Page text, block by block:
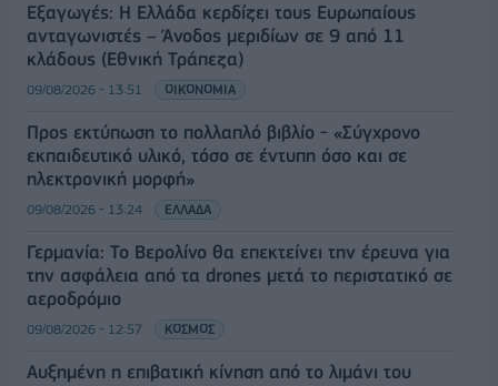
Εξαγωγές: Η Ελλάδα κερδίζει τους Ευρωπαίους
ανταγωνιστές – Άνοδος μεριδίων σε 9 από 11
κλάδους (Εθνική Τράπεζα)
09/08/2026 - 13:51 ΟΙΚΟΝΟΜΙΑ
Προς εκτύπωση το πολλαπλό βιβλίο - «Σύγχρονο
εκπαιδευτικό υλικό, τόσο σε έντυπη όσο και σε
ηλεκτρονική μορφή»
09/08/2026 - 13:24 ΕΛΛΑΔΑ
Γερμανία: Το Βερολίνο θα επεκτείνει την έρευνα για
την ασφάλεια από τα drones μετά το περιστατικό σε
αεροδρόμιο
09/08/2026 - 12:57 ΚΟΣΜΟΣ
Αυξημένη η επιβατική κίνηση από το λιμάνι του